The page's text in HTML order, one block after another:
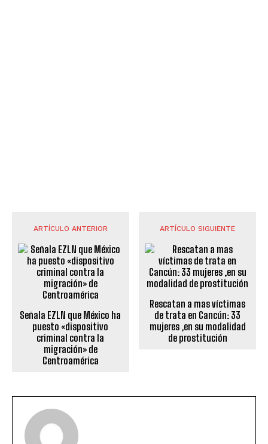
ARTÍCULO ANTERIOR
Señala EZLN que México ha
puesto «dispositivo
criminal contra la
migración» de
Centroamérica
ARTÍCULO SIGUIENTE
Rescatan a mas víctimas
de trata en Cancún: 33
mujeres ,en su modalidad
de prostitución